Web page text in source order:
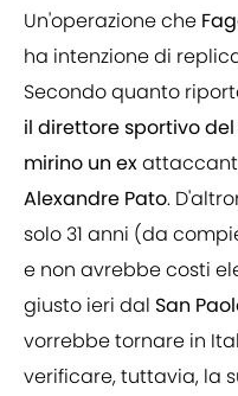
Un'operazione che
ha intenzione di
Secondo quanto
il direttore sportivo
mirino un ex
Alexandre Pato.
solo 31 anni (da
e non avrebbe costi
giusto ieri dal San
vorrebbe tornare in
verificare, tuttavia, la